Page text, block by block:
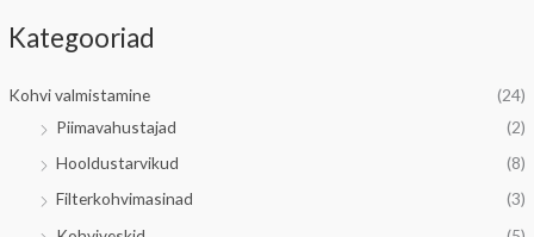
l
e
h
a
n
e
Kategooriad
Kohvi valmistamine
(24)
Piimavahustajad
(2)
Hooldustarvikud
(8)
Filterkohvimasinad
(3)